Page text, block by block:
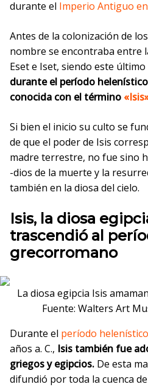
durante el Imperio Antiguo
Antes de la colonización de
nombre se encontraba entre
Eset e Iset, siendo este
durante el período
conocida con el término
Si bien el inicio su culto se
de que el poder de Isis
madre terrestre, no fue sino
-dios de la muerte y la
también en la diosa del cielo.
Isis, la diosa
trascendió al
grecorromano
La diosa egipcia Isis
Fuente: Walters Art
Durante el período helenístico
años a. C., Isis también fue
griegos y egipcios. De esta
difundió por toda la cuenca